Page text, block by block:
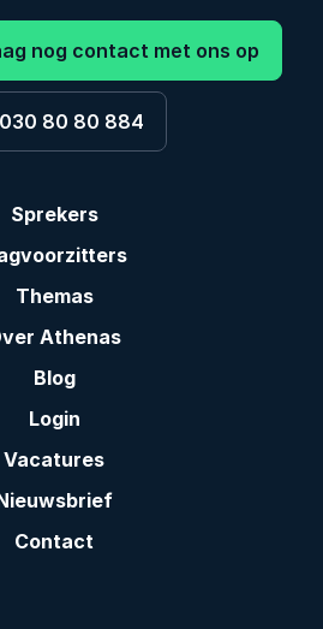
nog contact met ons op
030 80 80 884
Sprekers
Themas
Athenas
Blog
Login
Vacatures
Contact